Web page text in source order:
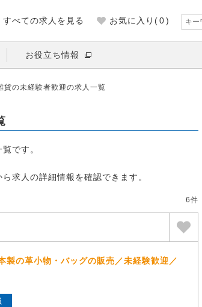
すべての求人を見る お気に入り(0)
お役立ち情報
貨の未経験者歓迎の求人一覧
です。
求人の詳細情報を確認できます。
6件
製の革小物・バッグの販売／未経験歓迎／